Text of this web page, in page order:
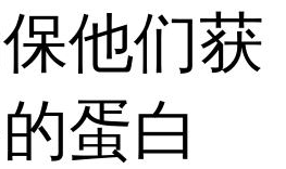
他们获
蛋白